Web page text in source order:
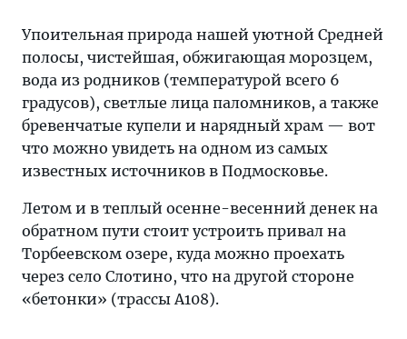
Упоительная природа нашей уютной Средней
полосы, чистейшая, обжигающая морозцем,
вода из родников (температурой всего 6
градусов), светлые лица паломников, а также
бревенчатые купели и нарядный храм — вот
что можно увидеть на одном из самых
известных источников в Подмосковье.
Летом и в теплый осенне-весенний денек на
обратном пути стоит устроить привал на
Торбеевском озере, куда можно проехать
через село Слотино, что на другой стороне
«бетонки» (трассы А108).